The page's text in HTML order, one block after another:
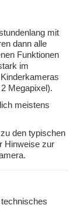
mit
dann alle
Funktionen
im
Megapixel).
meistens
den typischen
Hinweise zur